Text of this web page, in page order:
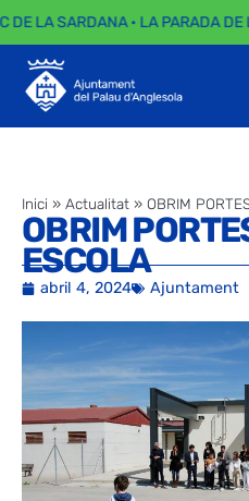
DE LA SARDANA · LA PARADA
Inici » Actualitat » OBRIM
OBRIM
ESCOLA
abril 4, 2024 Ajuntament